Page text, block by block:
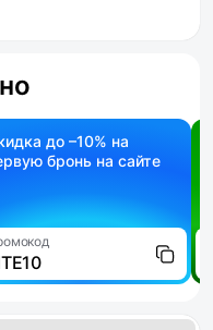
до –10% на
бронь на сайте